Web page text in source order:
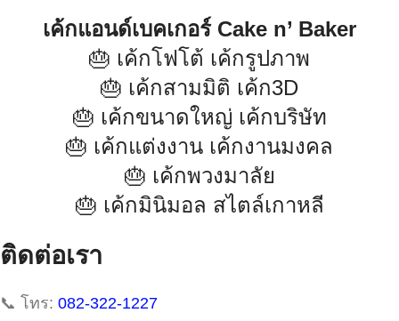
เค้กแอนด์เบคเกอร์ Cake n’ Baker
🎂 เค้กโฟโต้ เค้กรูปภาพ
🎂 เค้กสามมิติ เค้ก3D
🎂 เค้กขนาดใหญ่ เค้กบริษัท
🎂 เค้กแต่งงาน เค้กงานมงคล
🎂 เค้กพวงมาลัย
🎂 เค้กมินิมอล สไตล์เกาหลี
ติดต่อเรา
📞 โทร: 082-322-1227